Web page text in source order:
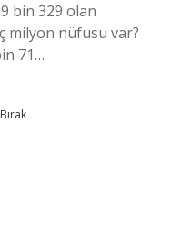
bin 329 olan
milyon nüfusu var?
71…